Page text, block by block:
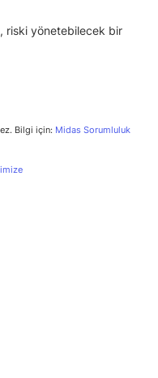
riski yönetebilecek bir
Bilgi için: Midas Sorumluluk